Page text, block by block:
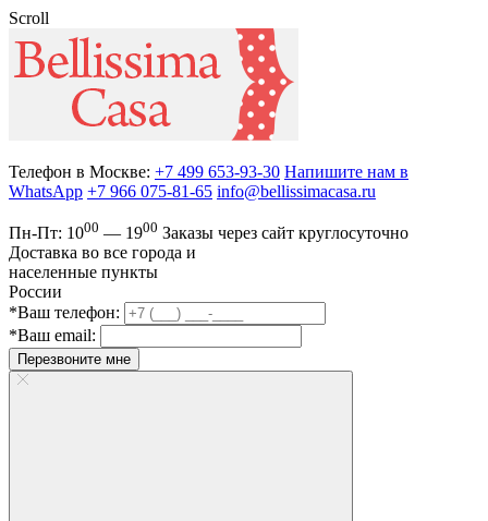
Scroll
Телефон в Москве: +7 499 653-93-30 Напишите нам в
WhatsApp +7 966 075-81-65 info@bellissimacasa.ru
Пн-Пт: 1000 — 1900 Заказы через сайт круглосуточно
Доставка во все города и
населенные пункты
России
*Ваш телефон:
*Ваш email:
Перезвоните мне